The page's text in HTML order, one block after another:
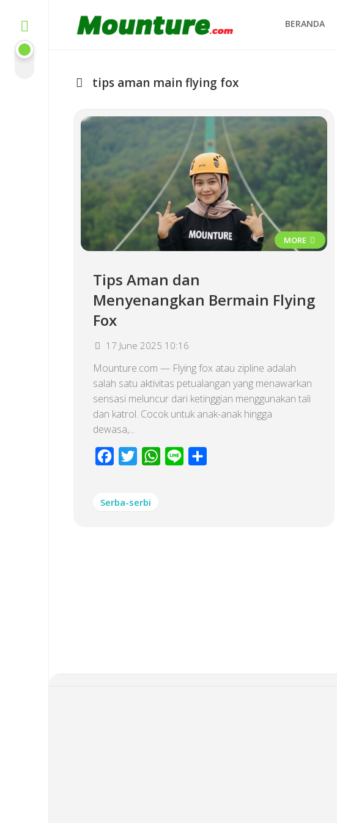
content
BERANDA
tips aman main flying fox
MORE
Tips Aman dan
Menyenangkan Bermain Flying
Fox
17 June 2025 10:16
Mounture.com — Flying fox atau zipline adalah
salah satu aktivitas petualangan yang menawarkan
sensasi meluncur dari ketinggian menggunakan tali
dan katrol. Cocok untuk anak-anak hingga
dewasa,...
Facebook
Twitter WhatsApp
Line
Serba-serbi